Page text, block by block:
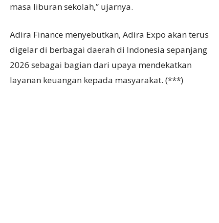
masa liburan sekolah,” ujarnya.
Adira Finance menyebutkan, Adira Expo akan terus
digelar di berbagai daerah di Indonesia sepanjang
2026 sebagai bagian dari upaya mendekatkan
layanan keuangan kepada masyarakat. (***)